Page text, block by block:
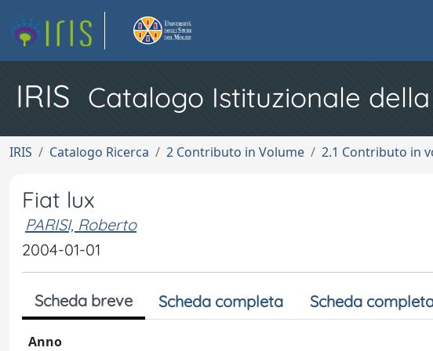
IRIS Catalogo Istituzionale
IRIS Catalogo Ricerca 2 Contributo in Volume 2.1 Contributo in
Fiat lux
PARISI, Roberto
2004-01-01
Scheda breve Scheda completa Scheda
Anno